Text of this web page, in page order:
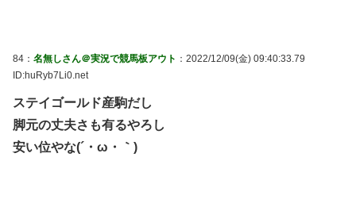
84： 名無しさん＠実況で競馬板アウト ：2022/12/09(金) 09:40:33.79
ID:huRyb7Li0.net
ステイゴールド産駒だし
脚元の丈夫さも有るやろし
安い位やな(´・ω・｀)